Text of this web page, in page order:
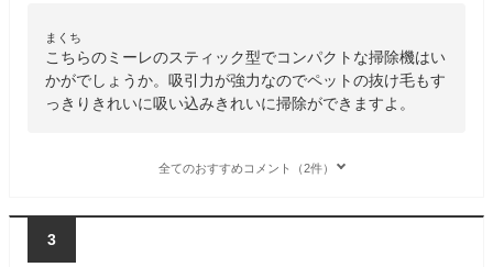
まくち
こちらのミーレのスティック型でコンパクトな掃除機はい
かがでしょうか。吸引力が強力なのでペットの抜け毛もす
っきりきれいに吸い込みきれいに掃除ができますよ。
全てのおすすめコメント（2件）
3